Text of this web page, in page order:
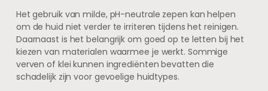
Het gebruik van milde, pH-neutrale zepen kan helpen
om de huid niet verder te irriteren tijdens het reinigen.
Daarnaast is het belangrijk om goed op te letten bij het
kiezen van materialen waarmee je werkt. Sommige
verven of klei kunnen ingrediënten bevatten die
schadelijk zijn voor gevoelige huidtypes.